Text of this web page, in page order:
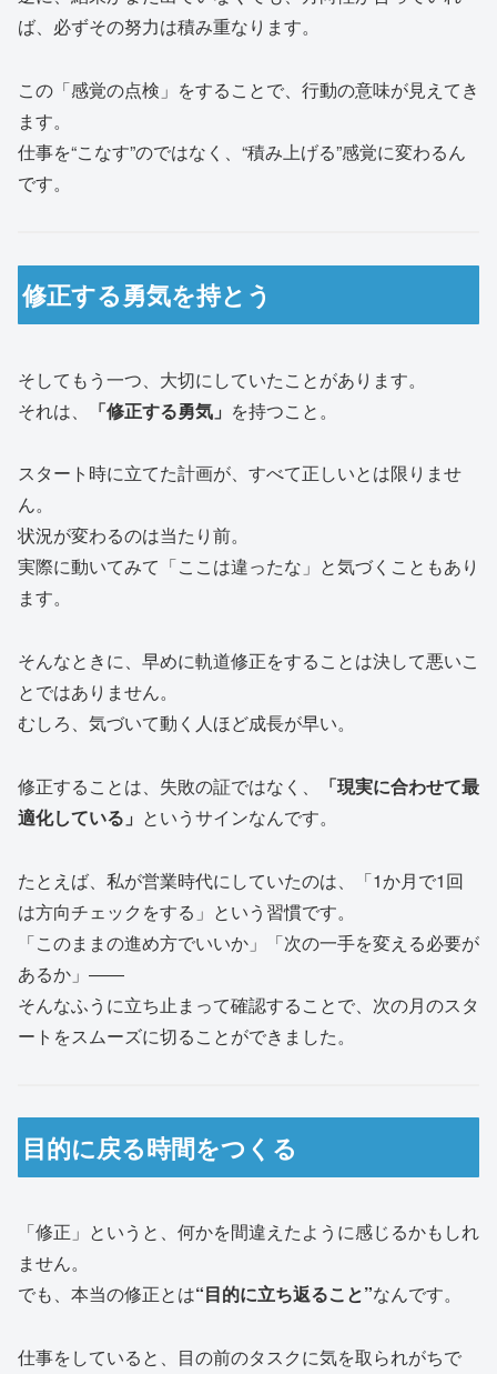
ば、必ずその努力は積み重なります。
この「感覚の点検」をすることで、行動の意味が見えてき
ます。
仕事を“こなす”のではなく、“積み上げる”感覚に変わるん
です。
修正する勇気を持とう
そしてもう一つ、大切にしていたことがあります。
それは、
「修正する勇気」 を持つこと。
スタート時に立てた計画が、すべて正しいとは限りませ
ん。
状況が変わるのは当たり前。
実際に動いてみて「ここは違ったな」と気づくこともあり
ます。
そんなときに、早めに軌道修正をすることは決して悪いこ
とではありません。
むしろ、気づいて動く人ほど成長が早い。
修正することは、失敗の証ではなく、
「現実に合わせて最
適化している」 というサインなんです。
たとえば、私が営業時代にしていたのは、「1か月で1回
は方向チェックをする」という習慣です。
「このままの進め方でいいか」「次の一手を変える必要が
あるか」――
そんなふうに立ち止まって確認することで、次の月のスタ
ートをスムーズに切ることができました。
目的に戻る時間をつくる
「修正」というと、何かを間違えたように感じるかもしれ
ません。
でも、本当の修正とは“目的に立ち返ること”なんです。
仕事をしていると、目の前のタスクに気を取られがちで